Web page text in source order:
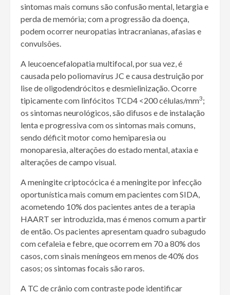
sintomas mais comuns são confusão mental, letargia e
perda de memória; com a progressão da doença,
podem ocorrer neuropatias intracranianas, afasias e
convulsões.
A leucoencefalopatia multifocal, por sua vez, é
causada pelo poliomavírus JC e causa destruição por
lise de oligodendrócitos e desmielinização. Ocorre
tipicamente com linfócitos TCD4 <200 células/mm3;
os sintomas neurológicos, são difusos e de instalação
lenta e progressiva com os sintomas mais comuns,
sendo déficit motor como hemiparesia ou
monoparesia, alterações do estado mental, ataxia e
alterações de campo visual.
A meningite criptocócica é a meningite por infecção
oportunística mais comum em pacientes com SIDA,
acometendo 10% dos pacientes antes de a terapia
HAART ser introduzida, mas é menos comum a partir
de então. Os pacientes apresentam quadro subagudo
com cefaleia e febre, que ocorrem em 70 a 80% dos
casos, com sinais meníngeos em menos de 40% dos
casos; os sintomas focais são raros.
A TC de crânio com contraste pode identificar